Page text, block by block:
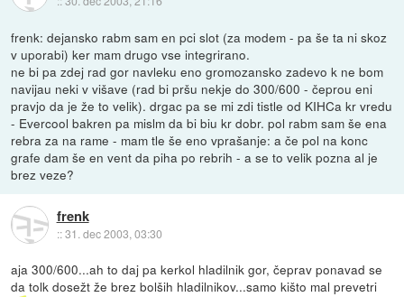
frenk: dejansko rabm sam en pci slot (za modem - pa še ta ni skoz
v uporabi) ker mam drugo vse integrirano.
ne bi pa zdej rad gor navleku eno gromozansko zadevo k ne bom
navijau neki v višave (rad bi pršu nekje do 300/600 - čeprou eni
pravjo da je že to velik). drgac pa se mi zdi tistle od KIHCa kr vredu
- Evercool bakren pa mislm da bi biu kr dobr. pol rabm sam še ena
rebra za na rame - mam tle še eno vprašanje: a če pol na konc
grafe dam še en vent da piha po rebrih - a se to velik pozna al je
brez veze?
frenk
::31. dec 2003, 03:30
aja 300/600...ah to daj pa kerkol hladilnik gor, čeprav ponavad se
da tolk dosežt že brez bolših hladilnikov...samo kišto mal prevetri